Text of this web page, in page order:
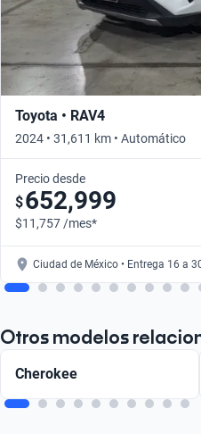
Toyota • RAV4
2024 • 31,611 km • Automático
Precio desde
$652,999
$11,757 /mes*
Ciudad de México • Entrega 16 a
Otros modelos
Cherokee